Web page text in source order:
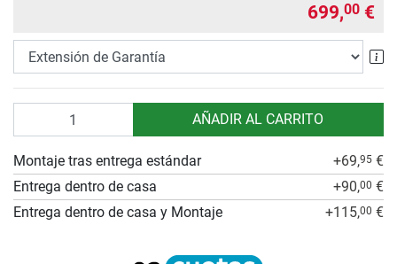
699,00 €
AÑADIR AL CARRITO
Montaje tras entrega estándar +69,95 €
Entrega dentro de casa
+90,00 €
Entrega dentro de casa y Montaje
+115,00 €